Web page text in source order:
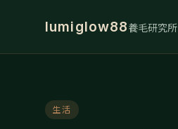
lumiglow88養毛研究所
生活